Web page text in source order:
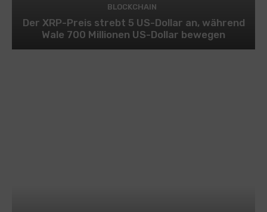
BLOCKCHAIN
Der XRP-Preis strebt 5 US-Dollar an, während
Wale 700 Millionen US-Dollar bewegen